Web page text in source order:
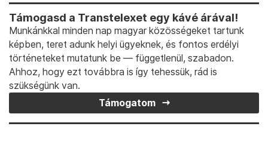
Támogasd a Transtelexet egy kávé árával!
Munkánkkal minden nap magyar közösségeket tartunk
képben, teret adunk helyi ügyeknek, és fontos erdélyi
történeteket mutatunk be — függetlenül, szabadon.
Ahhoz, hogy ezt továbbra is így tehessük, rád is
szükségünk van.
Támogatom